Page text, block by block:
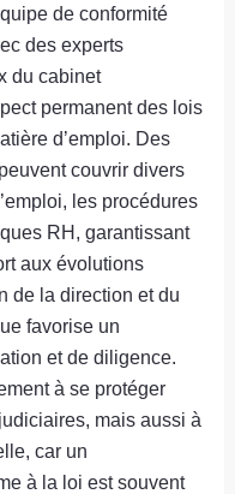
de conformité
des experts
du cabinet
permanent des lois
d’emploi. Des
couvrir divers
les procédures
RH, garantissant
aux évolutions
de la direction et du
favorise un
et de diligence.
à se protéger
mais aussi à
car un
à la loi est souvent